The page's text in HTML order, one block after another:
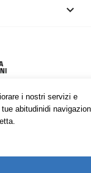
i nostri servizi e
abitudinidi
